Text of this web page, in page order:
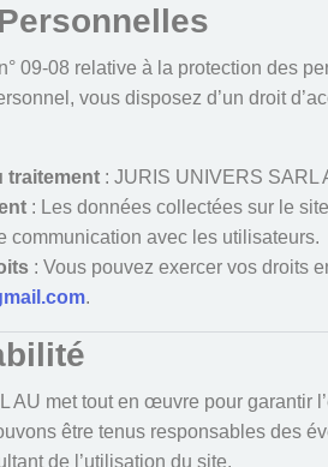
09-08 relative à la protection des
vous disposez d’un droit
traitement: JURIS UNIVERS SARL
: Les données collectées sur le
communication avec les utilisateurs.
: Vous pouvez exercer vos droits
.
AU met tout en œuvre pour garantir
être tenus responsables des
de l’utilisation du site.